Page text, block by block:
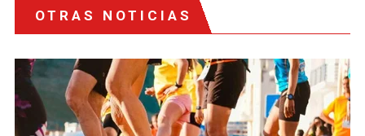
OTRAS NOTICIAS